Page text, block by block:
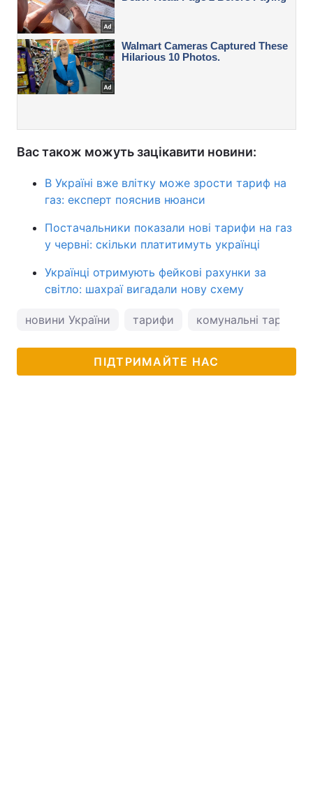
Вас також можуть зацікавити новини:
В Україні вже влітку може зрости тариф на
газ: експерт пояснив нюанси
Постачальники показали нові тарифи на газ
у червні: скільки платитимуть українці
Українці отримують фейкові рахунки за
світло: шахраї вигадали нову схему
новини України тарифи комунальні тарифи
ПІДТРИМАЙТЕ НАС